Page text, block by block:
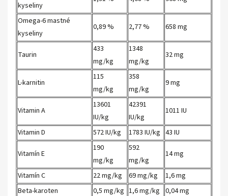
kyseliny
Omega-6 mastné
kyseliny
0,89 % 2,77 % 658 mg
Taurin
433
mg/kg
1348
mg/kg
32 mg
L-karnitin
115
mg/kg
358
mg/kg
9 mg
Vitamin A
13601
IU/kg
42391
IU/kg
1011 IU
Vitamin D 572 IU/kg 1783 IU/kg 43 IU
Vitamín E
190
mg/kg
592
mg/kg
14 mg
Vitamín C 22 mg/kg 69 mg/kg
1,6 mg
Beta-karoten
0,5 mg/kg 1,6 mg/kg 0,04 mg